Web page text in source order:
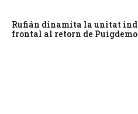
Rufián dinamita la unitat
frontal al retorn de